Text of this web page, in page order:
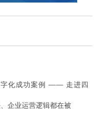
字化成功案例 —— 走进四
企业运营逻辑都在被